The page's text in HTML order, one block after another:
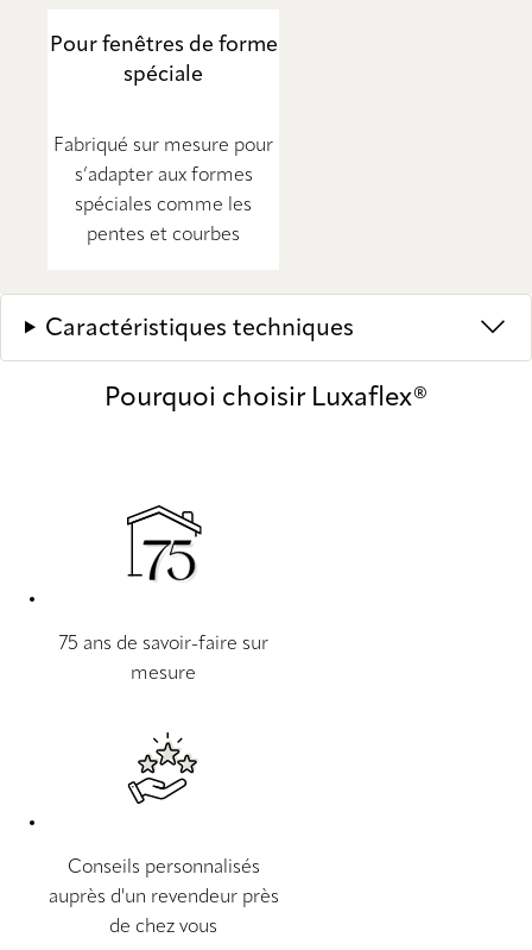
Pour fenêtres de forme
spéciale
Fabriqué sur mesure pour
s’adapter aux formes
spéciales comme les
pentes et courbes
Caractéristiques techniques
Pourquoi choisir Luxaflex®
75 ans de savoir-faire sur
mesure
Conseils personnalisés
auprès d'un revendeur près
de chez vous